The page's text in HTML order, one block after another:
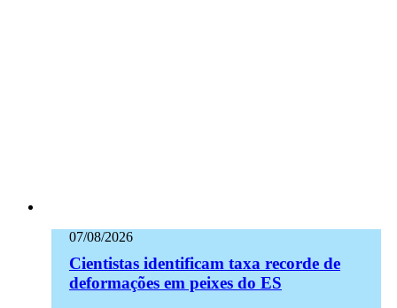
07/08/2026
Cientistas identificam taxa recorde de
deformações em peixes do ES